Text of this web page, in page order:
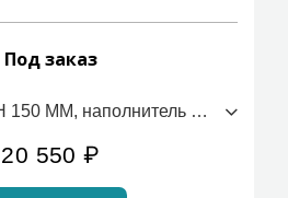
Под заказ
ТОЛЩИНА СТЕН 150 ММ, наполнитель ПСБС (стоимость за 1м2)
20 550 ₽